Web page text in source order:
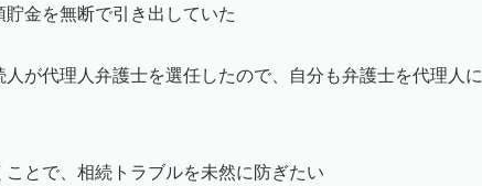
貯金を無断で引き出していた
が代理人弁護士を選任したので、自分も弁護士を代理人に
とで、相続トラブルを未然に防ぎたい